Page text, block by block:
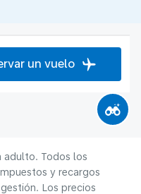
un vuelo
adulto. Todos los
y recargos
Los precios